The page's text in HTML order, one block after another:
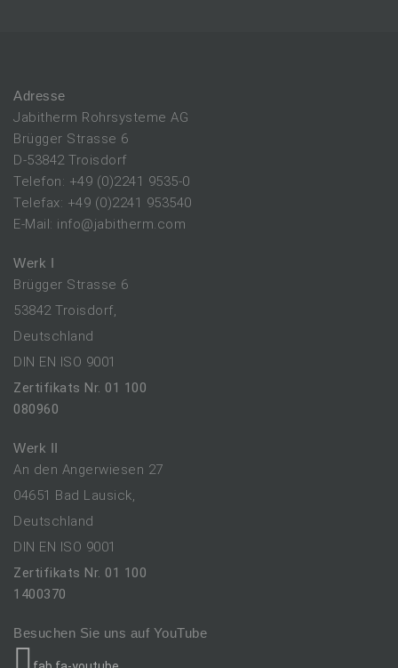
Adresse
Jabitherm Rohrsysteme AG
Brügger Strasse 6
D-53842 Troisdorf
Telefon: +49 (0)2241 9535-0
Telefax: +49 (0)2241 953540
E-Mail: info@jabitherm.com
Werk I
Brügger Strasse 6
53842 Troisdorf,
Deutschland
DIN EN ISO 9001
Zertifikats Nr. 01 100
080960
Werk II
An den Angerwiesen 27
04651 Bad Lausick,
Deutschland
DIN EN ISO 9001
Zertifikats Nr. 01 100
1400370
Besuchen Sie uns auf YouTube